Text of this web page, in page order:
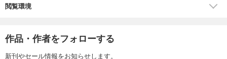
閲覧環境
作品・作者をフォローする
新刊やセール情報をお知らせします。